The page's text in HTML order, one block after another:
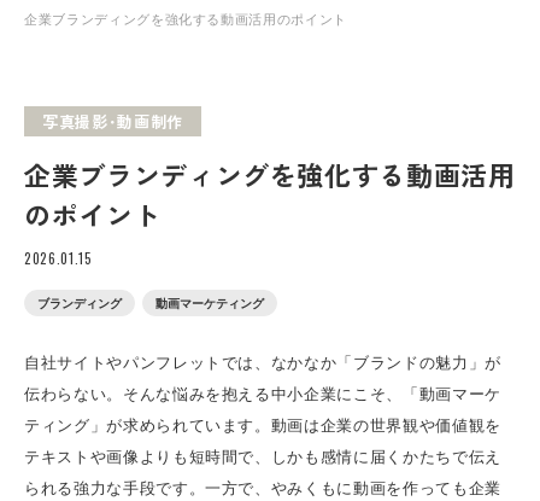
企業ブランディングを強化する動画活用のポイント
写真撮影･動画制作
企業ブランディングを強化する動画活用
のポイント
2026.01.15
ブランディング 動画マーケティング
自社サイトやパンフレットでは、なかなか「ブランドの魅力」が
伝わらない。そんな悩みを抱える中小企業にこそ、「動画マーケ
ティング」が求められています。動画は企業の世界観や価値観を
テキストや画像よりも短時間で、しかも感情に届くかたちで伝え
られる強力な手段です。一方で、やみくもに動画を作っても企業